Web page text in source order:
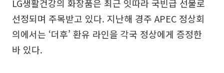
LG생활건강의 화장품은 최근 잇따라 국빈급 선물로
선정되며 주목받고 있다. 지난해 경주 APEC 정상회
의에서는 ‘더후’ 환유 라인을 각국 정상에게 증정한
바 있다.